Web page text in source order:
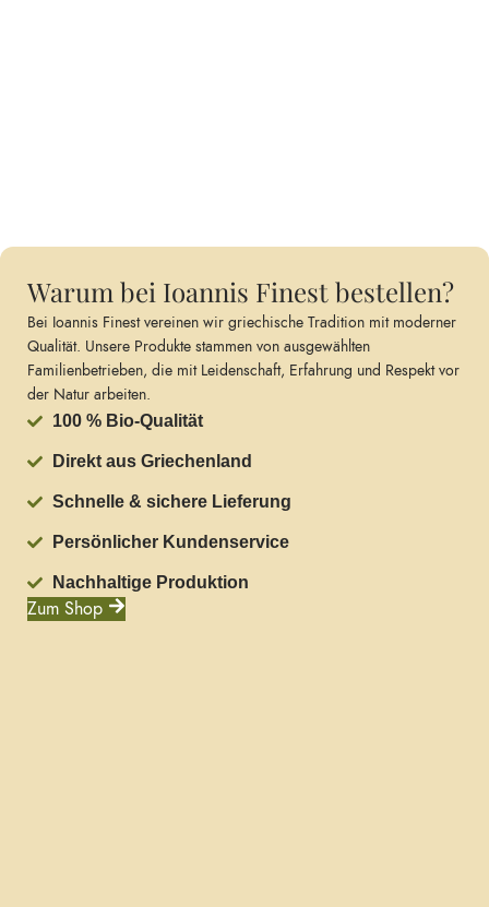
Warum bei Ioannis Finest bestellen?
Bei Ioannis Finest vereinen wir griechische Tradition mit moderner
Qualität. Unsere Produkte stammen von ausgewählten
Familienbetrieben, die mit Leidenschaft, Erfahrung und Respekt vor
der Natur arbeiten.
100 % Bio-Qualität
Direkt aus Griechenland
Schnelle & sichere Lieferung
Persönlicher Kundenservice
Nachhaltige Produktion
Zum Shop